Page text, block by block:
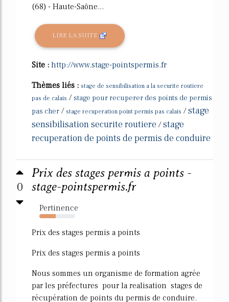
(68) - Haute-Saône...
LIRE LA SUITE
Site : http://www.stage-pointspermis.fr
Thèmes liés : stage de sensibilisation a la securite routiere
pas de calais /stage pour recuperer des points de permis
pas cher / stage recuperation point permis pas calais /stage
sensibilisation securite routiere /stage
recuperation de points de permis de conduire
0
Prix des stages permis a points -
stage-pointspermis.fr
Pertinence
45%
Prix des stages permis a points
Prix des stages permis a points
Nous sommes un organisme de formation agrée
par les préfectures pour la realisation stages de
récupération de points du permis de conduire.